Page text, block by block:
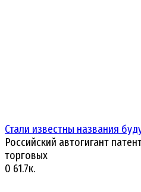
Стали известны названия
Российский автогигант
торговых
0 61.7к.